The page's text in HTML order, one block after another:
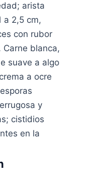
arista
a 2,5 cm,
con rubor
Carne blanca,
suave a algo
a ocre
y
cistidios
en la